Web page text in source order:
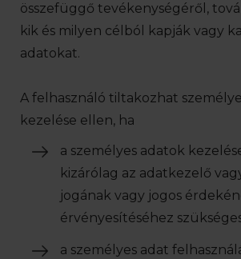
összefüggő tevékenységéről,
kik és milyen célból kapják vagy
adatokat.
A felhasználó tiltakozhat
kezelése ellen, ha
a személyes adatok
kizárólag az adatkezelő
jogának vagy jogos
érvényesítéséhez
a személyes adat